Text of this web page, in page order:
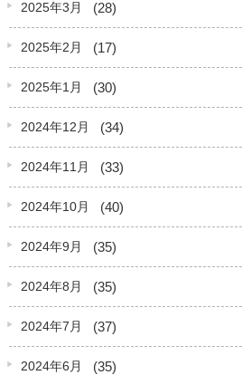
2025年3月 (28)
2025年2月 (17)
2025年1月 (30)
2024年12月 (34)
2024年11月 (33)
2024年10月 (40)
2024年9月 (35)
2024年8月 (35)
2024年7月 (37)
2024年6月 (35)